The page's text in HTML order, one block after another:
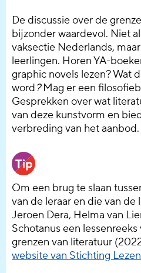
De discussie over de
bijzonder waardevol. Niet
vaksectie Nederlands,
leerlingen. Horen YA-
graphic novels lezen? Wat
word?Mag er een
Gesprekken over wat
van deze kunstvorm en
verbreding van het aanbod.
Om een brug te slaan
van de leraar en die van
Jeroen Dera, Helma van
Schotanus een
grenzen van literatuur
website van Stichting Lezen